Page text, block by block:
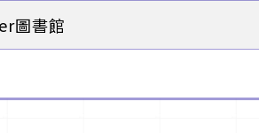
圖書館